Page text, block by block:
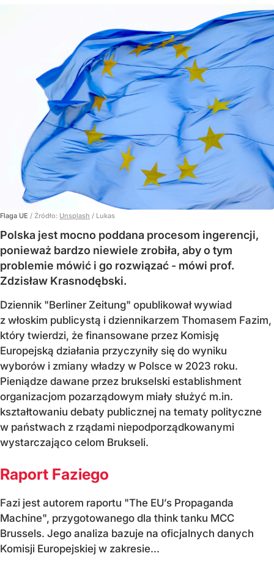
Flaga UE / Źródło: Unsplash / Lukas
Polska jest mocno poddana procesom ingerencji,
ponieważ bardzo niewiele zrobiła, aby o tym
problemie mówić i go rozwiązać - mówi prof.
Zdzisław Krasnodębski.
Dziennik "Berliner Zeitung" opublikował wywiad
z włoskim publicystą i dziennikarzem Thomasem Fazim,
który twierdzi, że finansowane przez Komisję
Europejską działania przyczyniły się do wyniku
wyborów i zmiany władzy w Polsce w 2023 roku.
Pieniądze dawane przez brukselski establishment
organizacjom pozarządowym miały służyć m.in.
kształtowaniu debaty publicznej na tematy polityczne
w państwach z rządami niepodporządkowanymi
wystarczająco celom Brukseli.
Raport Faziego
Fazi jest autorem raportu "The EU’s Propaganda
Machine", przygotowanego dla think tanku MCC
Brussels. Jego analiza bazuje na oficjalnych danych
Komisji Europejskiej w zakresie...